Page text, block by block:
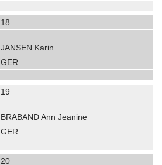
18
JANSEN Karin
GER
19
BRABAND Ann Jeanine
GER
20